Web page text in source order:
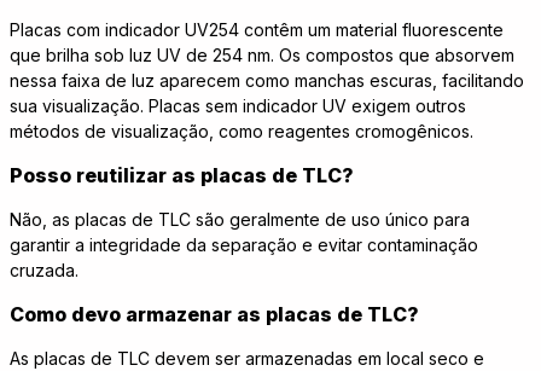
Placas com indicador UV254 contêm um material fluorescente
que brilha sob luz UV de 254 nm. Os compostos que absorvem
nessa faixa de luz aparecem como manchas escuras, facilitando
sua visualização. Placas sem indicador UV exigem outros
métodos de visualização, como reagentes cromogênicos.
Posso reutilizar as placas de TLC?
Não, as placas de TLC são geralmente de uso único para
garantir a integridade da separação e evitar contaminação
cruzada.
Como devo armazenar as placas de TLC?
As placas de TLC devem ser armazenadas em local seco e